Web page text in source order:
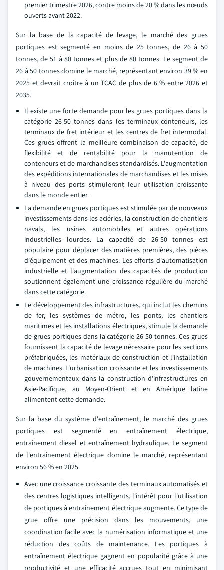
premier trimestre 2026, contre moins de 20 % dans les nœuds
ouverts avant 2022.
Sur la base de la capacité de levage, le marché des grues
portiques est segmenté en moins de 25 tonnes, de 26 à 50
tonnes, de 51 à 80 tonnes et plus de 80 tonnes. Le segment de
26 à 50 tonnes domine le marché, représentant environ 39 % en
2025 et devrait croître à un TCAC de plus de 6 % entre 2026 et
2035.
Il existe une forte demande pour les grues portiques dans la
catégorie 26-50 tonnes dans les terminaux conteneurs, les
terminaux de fret intérieur et les centres de fret intermodal.
Ces grues offrent la meilleure combinaison de capacité, de
flexibilité et de rentabilité pour la manutention de
conteneurs et de marchandises standardisés. L'augmentation
des expéditions internationales de marchandises et les mises
à niveau des ports stimuleront leur utilisation croissante
dans le monde entier.
La demande en grues portiques est stimulée par de nouveaux
investissements dans les aciéries, la construction de chantiers
navals, les usines automobiles et autres opérations
industrielles lourdes. La capacité de 26-50 tonnes est
populaire pour déplacer des matières premières, des pièces
d'équipement et des machines. Les efforts d'automatisation
industrielle et l'augmentation des capacités de production
soutiennent également une croissance régulière du marché
dans cette catégorie.
Le développement des infrastructures, qui inclut les chemins
de fer, les systèmes de métro, les ponts, les chantiers
maritimes et les installations électriques, stimule la demande
de grues portiques dans la catégorie 26-50 tonnes. Ces grues
fournissent la capacité de levage nécessaire pour les sections
préfabriquées, les matériaux de construction et l'installation
de machines. L'urbanisation croissante et les investissements
gouvernementaux dans la construction d'infrastructures en
Asie-Pacifique, au Moyen-Orient et en Amérique latine
alimentent cette demande.
Sur la base du système d'entraînement, le marché des grues
portiques est segmenté en entraînement électrique,
entraînement diesel et entraînement hydraulique. Le segment
de l'entraînement électrique domine le marché, représentant
environ 56 % en 2025.
Avec une croissance croissante des terminaux automatisés et
des centres logistiques intelligents, l'intérêt pour l'utilisation
de portiques à entraînement électrique augmente. Ce type de
grue offre une précision dans les mouvements, une
coordination facile avec la numérisation informatique et une
réduction des coûts de maintenance. Les portiques à
entraînement électrique gagnent en popularité grâce à une
productivité et une efficacité accrues tout en minimisant